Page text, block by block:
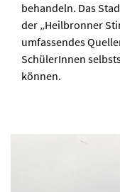
behandeln. Das
der „Heilbronner
umfassendes
SchülerInnen
können.